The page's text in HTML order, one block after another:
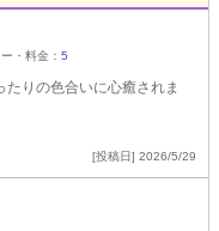
・料金： 5
りの色合いに心癒されま
[投稿日] 2026/5/29